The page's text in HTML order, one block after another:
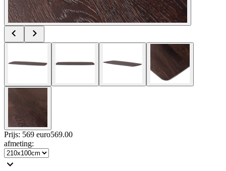
Prijs: 569 euro569.00
afmeting: